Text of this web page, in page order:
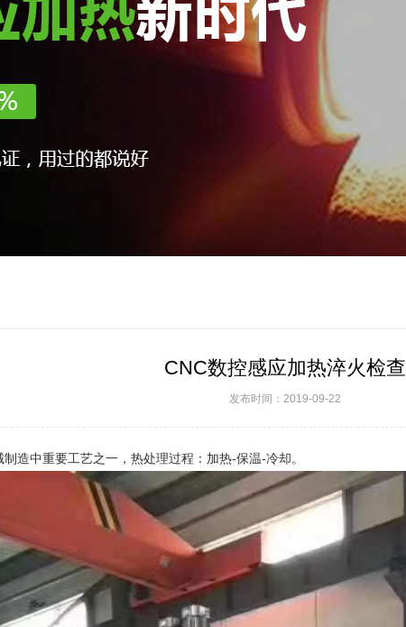
CNC数控感应加热淬火检查
发布时间：2019-09-22
制造中重要工艺之一，热处理过程：加热-保温-冷却。